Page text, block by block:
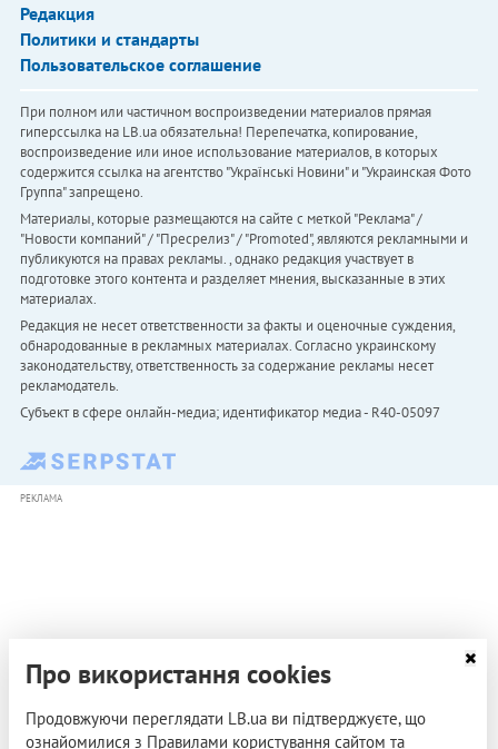
Редакция
Политики и стандарты
Пользовательское соглашение
При полном или частичном воспроизведении материалов прямая
гиперссылка на LB.ua обязательна! Перепечатка, копирование,
воспроизведение или иное использование материалов, в которых
содержится ссылка на агентство "Українськi Новини" и "Украинская Фото
Группа" запрещено.
Материалы, которые размещаются на сайте с меткой "Реклама" /
"Новости компаний" / "Пресрелиз" / "Promoted", являются рекламными и
публикуются на правах рекламы. , однако редакция участвует в
подготовке этого контента и разделяет мнения, высказанные в этих
материалах.
Редакция не несет ответственности за факты и оценочные суждения,
обнародованные в рекламных материалах. Согласно украинскому
законодательству, ответственность за содержание рекламы несет
рекламодатель.
Субъект в сфере онлайн-медиа; идентификатор медиа - R40-05097
РЕКЛАМА
Про використання cookies
Продовжуючи переглядати LB.ua ви підтверджуєте, що
ознайомилися з Правилами користування сайтом та